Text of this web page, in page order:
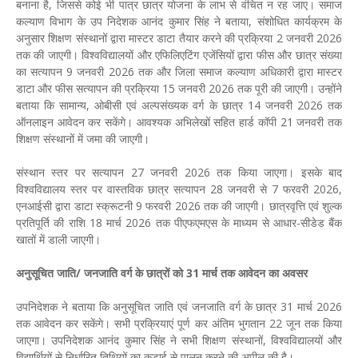
बनाना है, जिससे कोई भी पात्र छात्र योजना के लाभ से वंचित न रह जाए। समाज
कल्याण विभाग के उप निदेशक आनंद कुमार सिंह ने बताया, संशोधित कार्यक्रम के
अनुसार शिक्षण संस्थानों द्वारा मास्टर डाटा तैयार करने की प्रक्रिया 2 जनवरी 2026
तक की जाएगी। विश्वविद्यालयों और एफिलिएटिंग एजेंसियों द्वारा फीस और छात्र संख्या
का सत्यापन 9 जनवरी 2026 तक और जिला समाज कल्याण अधिकारी द्वारा मास्टर
डाटा और फीस सत्यापन की प्रक्रिया 15 जनवरी 2026 तक पूरी की जाएगी। उन्होंने
बताया कि सामान्य, ओबीसी एवं अल्पसंख्यक वर्ग के छात्र 14 जनवरी 2026 तक
ऑनलाइन आवेदन कर सकेंगे। आवश्यक अभिलेखों सहित हार्ड कॉपी 21 जनवरी तक
शिक्षण संस्थानों में जमा की जाएगी।
संस्थान स्तर पर सत्यापन 27 जनवरी 2026 तक किया जाएगा। इसके बाद
विश्वविद्यालय स्तर पर वास्तविक छात्र सत्यापन 28 जनवरी से 7 फरवरी 2026,
एनआईसी द्वारा डाटा स्क्रूटनी 9 फरवरी 2026 तक की जाएगी। छात्रवृत्ति एवं शुल्क
प्रतिपूर्ति की राशि 18 मार्च 2026 तक पीएफएमएस के माध्यम से आधार-सीडेड बैंक
खातों में डाली जाएगी।
अनुसूचित जाति/ जनजाति वर्ग के छात्रों को 31 मार्च तक आवेदन का अवसर
उपनिदेशक ने बताया कि अनुसूचित जाति एवं जनजाति वर्ग के छात्र 31 मार्च 2026
तक आवेदन कर सकेंगे। सभी प्रक्रियाएं पूर्ण कर अंतिम भुगतान 22 जून तक किया
जाएगा। उपनिदेशक आनंद कुमार सिंह ने सभी शिक्षण संस्थानों, विश्वविद्यालयों और